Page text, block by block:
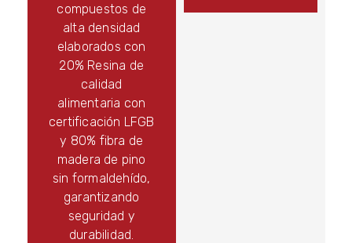
compuestos de
alta densidad
elaborados con
20% Resina de
calidad
alimentaria con
certificación LFGB
y 80% fibra de
madera de pino
sin formaldehído,
garantizando
seguridad y
durabilidad.